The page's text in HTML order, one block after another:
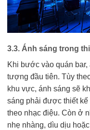
3.3. Ánh sáng trong
Khi bước vào quán
tượng đầu tiên. Tùy
khu vực, ánh sáng sẽ
sáng phải được thiết kế
theo nhạc điệu. Còn ở
nhẹ nhàng, dìu dịu